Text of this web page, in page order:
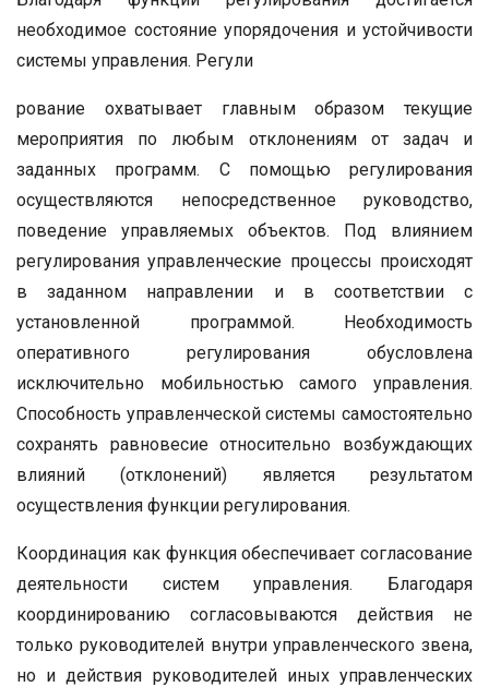
необходимое состояние упорядочения и устойчивости
системы управления. Регули
рование охватывает главным образом текущие
мероприятия по любым отклонениям от задач и
заданных программ. С помощью регулирования
осуществляются непосредственное руководство,
поведение управляемых объектов. Под влиянием
регулирования управленческие процессы происходят
в заданном направлении и в соответствии с
установленной программой. Необходимость
оперативного регулирования обусловлена
исключительно мобильностью самого управления.
Способность управленческой системы самостоятельно
сохранять равновесие относительно возбуждающих
влияний (отклонений) является результатом
осуществления функции регулирования.
Координация как функция обеспечивает согласование
деятельности систем управления. Благодаря
координированию согласовываются действия не
только руководителей внутри управленческого звена,
но и действия руководителей иных управленческих